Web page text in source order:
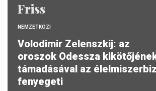
Friss
NEMZETKÖZI
Volodimir Zelenszkij: az
oroszok Odessza
támadásával az
fenyegeti